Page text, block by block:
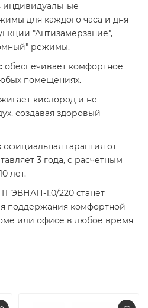
индивидуальные
для каждого часа и дня
"Антизамерзание",
режимы.
обеспечивает комфортное
помещениях.​
кислород и не
создавая здоровый
официальная гарантия от
3 года, с расчетным
лет.
ЭВНАП-1.0/220 станет
поддержания комфортной
или офисе в любое время